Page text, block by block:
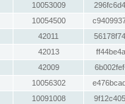
10053009
10054500
42011
42013
42009
10056302
10091008